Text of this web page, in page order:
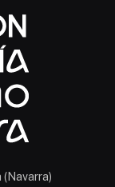
(Navarra)